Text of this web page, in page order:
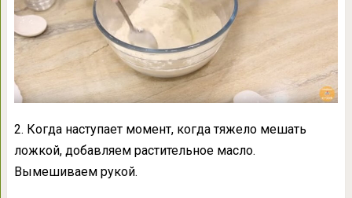
2. Когда наступает момент, когда тяжело мешать
ложкой, добавляем растительное масло.
Вымешиваем рукой.